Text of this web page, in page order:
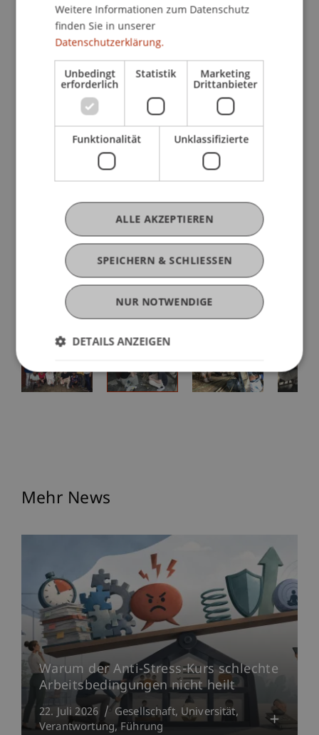
uns alle betreffen und daher eine
grenzüberschreitende Zusammenarbeit
erfordern.
Mehr News
Warum der Anti-Stress-Kurs schlechte
Arbeitsbedingungen nicht heilt
22. Juli 2026 Gesellschaft Universität
Verantwortung Führung
Weitere Informationen zum Datenschutz
finden Sie in unserer
Datenschutzerklärung.
Unbedingt
erforderlich
Statistik Marketing
Drittanbieter
Funktionalität Unklassifizierte
SPEICHERN & SCHLIESSEN
ALLE AKZEPTIEREN
NUR NOTWENDIGE
DETAILS ANZEIGEN